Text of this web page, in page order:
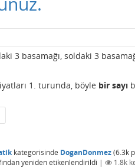
3 basamağı, soldaki 3
1. turunda, böyle bir sayı
kategorisinde DoganDonmez(6.3k
yeniden etikenlendirildi | 1.8k